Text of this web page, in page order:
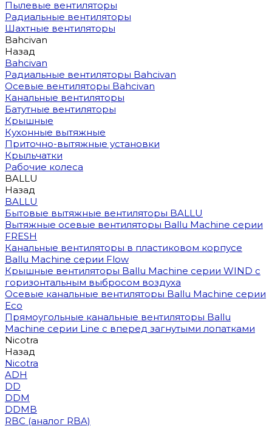
Пылевые вентиляторы
Радиальные вентиляторы
Шахтные вентиляторы
Bahcivan
Назад
Bahcivan
Радиальные вентиляторы Bahcivan
Осевые вентиляторы Bahcivan
Канальные вентиляторы
Батутные вентиляторы
Крышные
Кухонные вытяжные
Приточно-вытяжные установки
Крыльчатки
Рабочие колеса
BALLU
Назад
BALLU
Бытовые вытяжные вентиляторы BALLU
Вытяжные осевые вентиляторы Ballu Machine серии
FRESH
Канальные вентиляторы в пластиковом корпусе
Ballu Machine серии Flow
Крышные вентиляторы Ballu Machine серии WIND с
горизонтальным выбросом воздуха
Осевые канальные вентиляторы Ballu Machine серии
Eco
Прямоугольные канальные вентиляторы Ballu
Machine серии Line с вперед загнутыми лопатками
Nicotra
Назад
Nicotra
ADH
DD
DDM
DDMB
RBC (аналог RBA)